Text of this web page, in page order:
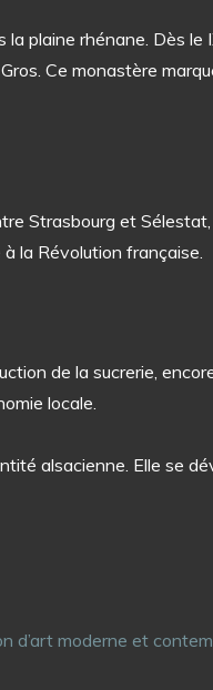
plaine rhénane. Dès le
Ce monastère
Strasbourg et
la Révolution française.
de la sucrerie,
locale.
alsacienne. Elle se
d’art moderne et